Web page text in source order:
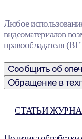
Любое
видеоматериалов
правообладателя
Сообщить об
Обращение в
СТАТЬИ